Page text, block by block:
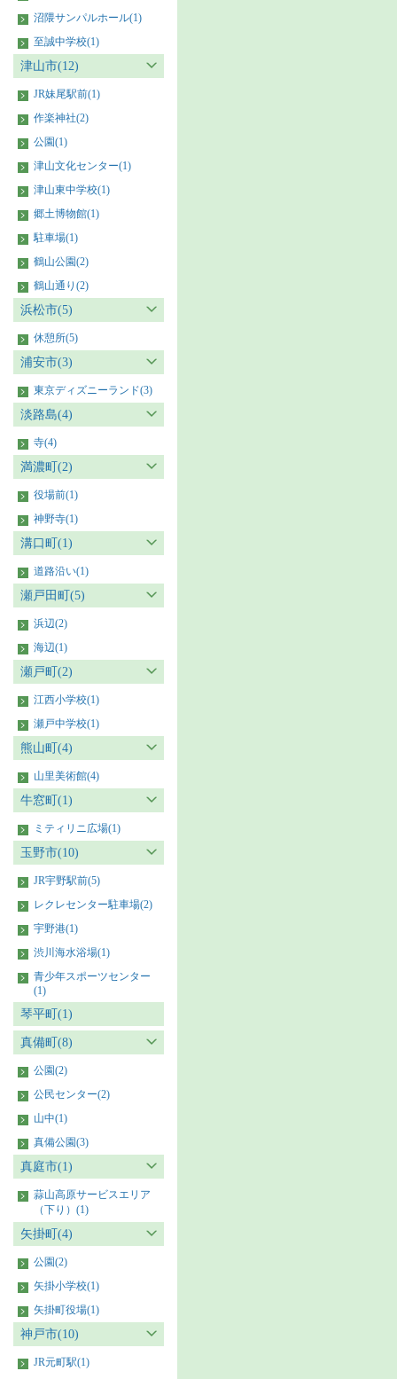
沼隈サンパルホール(1)
至誠中学校(1)
津山市(12)
JR妹尾駅前(1)
作楽神社(2)
公園(1)
津山文化センター(1)
津山東中学校(1)
郷土博物館(1)
駐車場(1)
鶴山公園(2)
鶴山通り(2)
浜松市(5)
休憩所(5)
浦安市(3)
東京ディズニーランド(3)
淡路島(4)
寺(4)
満濃町(2)
役場前(1)
神野寺(1)
溝口町(1)
道路沿い(1)
瀬戸田町(5)
浜辺(2)
海辺(1)
瀬戸町(2)
江西小学校(1)
瀬戸中学校(1)
熊山町(4)
山里美術館(4)
牛窓町(1)
ミティリニ広場(1)
玉野市(10)
JR宇野駅前(5)
レクレセンター駐車場(2)
宇野港(1)
渋川海水浴場(1)
青少年スポーツセンター
(1)
琴平町(1)
真備町(8)
公園(2)
公民センター(2)
山中(1)
真備公園(3)
真庭市(1)
蒜山高原サービスエリア
（下り）(1)
矢掛町(4)
公園(2)
矢掛小学校(1)
矢掛町役場(1)
神戸市(10)
JR元町駅(1)